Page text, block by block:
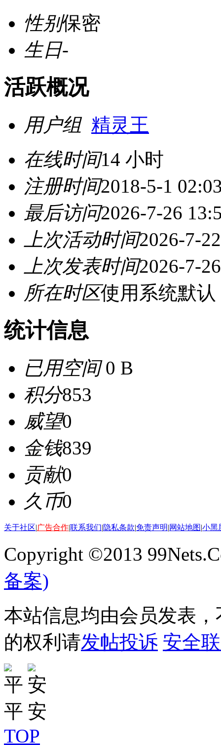
性别保密
生日-
活跃概况
用户组 精灵王
在线时间14 小时
注册时间2018-5-1
最后访问2026-7-26
上次活动时间2026-7-
上次发表时间2026-7-
所在时区使用系统默认
统计信息
已用空间0 B
积分853
威望0
金钱839
贡献0
久币0
关于社区|广告合作|联系我们|隐私条款|免责声明|网站地图|小黑
Copyright ©2013
备案)
本站信息均由会员发表
的权利请发帖投诉 安全
TOP